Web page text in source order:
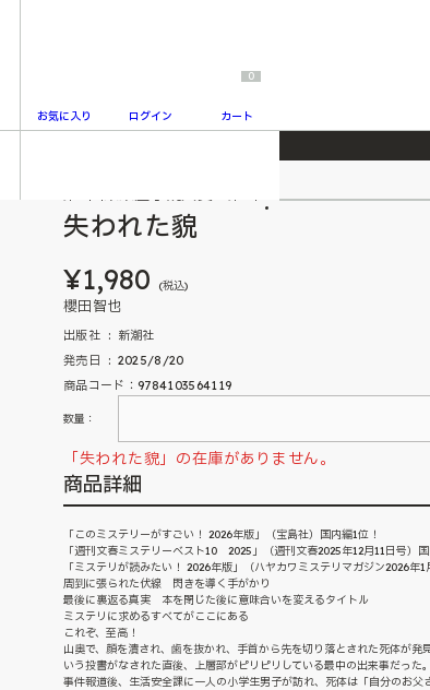
2026/7/23
お気に入り ログイン
0
カート
失われた貌
¥1,980 (税込)
櫻田智也
出版社 ‏ : ‎ 新潮社
発売日 ‏ : ‎ 2025/8/20
商品コード：9784103564119
数量：
「失われた貌」の在庫がありません。
商品詳細
「このミステリーがすごい！ 2026年版」（宝島社）国内編1位！
「週刊文春ミステリーベスト10 2025」（週刊文春2025年12月11日号）国
「ミステリが読みたい！ 2026年版」（ハヤカワミステリマガジン2026年
周到に張られた伏線 閃きを導く手がかり
最後に裏返る真実 本を閉じた後に意味合いを変えるタイトル
ミステリに求めるすべてがここにある
これぞ、至高！
山奥で、顔を潰され、歯を抜かれ、手首から先を切り落とされた死体が
いう投書がなされた直後、上層部がピリピリしている最中の出来事だった。
事件報道後、生活安全課に一人の小学生男子が訪れ、死体は「自分のお